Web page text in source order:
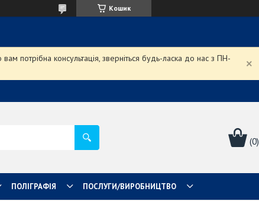
Кошик
потрібна консультація, зверніться будь-ласка до нас з ПН-
ПОЛІГРАФІЯ ПОСЛУГИ/ВИРОБНИЦТВО